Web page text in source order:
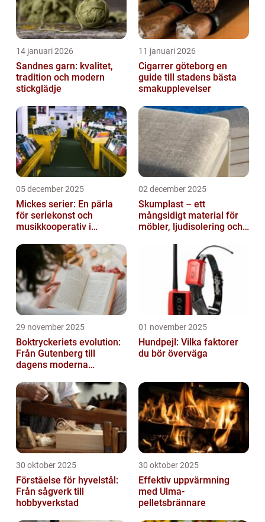
14 januari 2026
Sandnes garn: kvalitet,
tradition och modern
stickglädje
11 januari 2026
Cigarrer göteborg en
guide till stadens bästa
smakupplevelser
05 december 2025
Mickes serier: En pärla
för seriekonst och
musikkooperativ i
02 december 2025
Skumplast – ett
mångsidigt material för
möbler, ljudisolering och
29 november 2025
Boktryckeriets evolution:
Från Gutenberg till
dagens moderna
01 november 2025
Hundpejl: Vilka faktorer
du bör överväga
30 oktober 2025
Förståelse för hyvelstål:
Från sågverk till
hobbyverkstad
30 oktober 2025
Effektiv uppvärmning
med Ulma-
pelletsbrännare